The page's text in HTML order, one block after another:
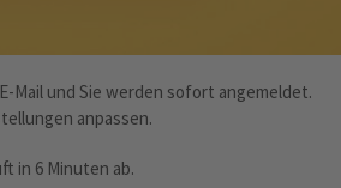
Mail und Sie werden sofort angemeldet.
anpassen.
in 6 Minuten ab.